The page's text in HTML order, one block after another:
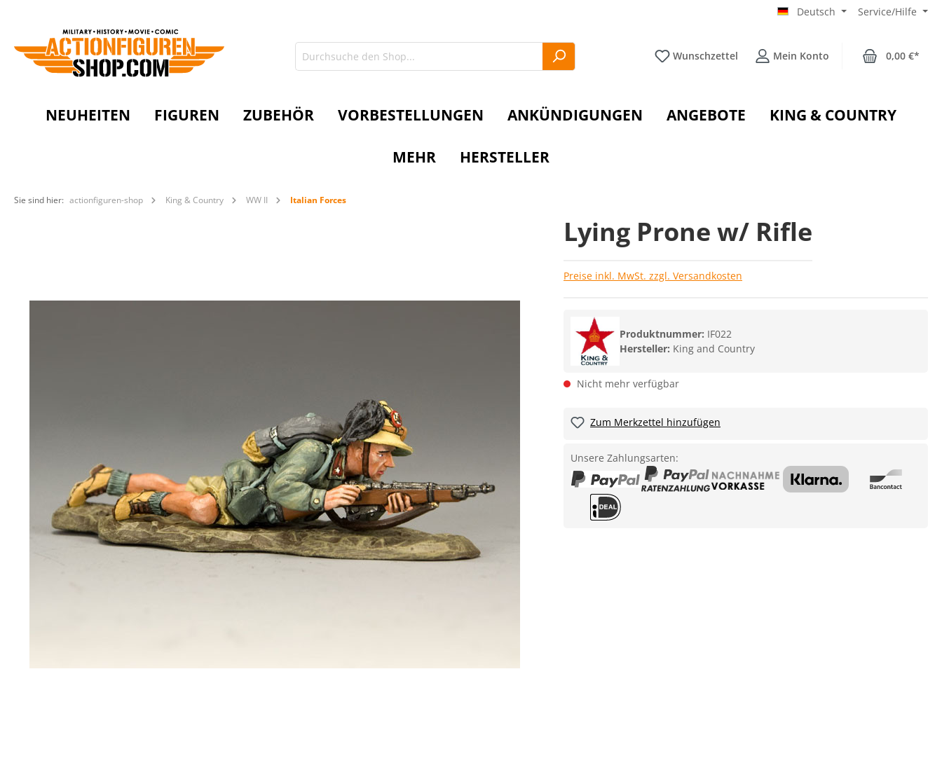
Deutsch Service/Hilfe
Wunschzettel Mein Konto 0,00 €*
NEUHEITEN FIGUREN ZUBEHÖR VORBESTELLUNGEN ANKÜNDIGUNGEN ANGEBOTE KING & COUNTRY
MEHR HERSTELLER
Sie sind hier: actionfiguren-shop King & Country WW II Italian Forces
Lying Prone w/ Rifle
Preise inkl. MwSt. zzgl. Versandkosten
Produktnummer: IF022
Hersteller: King and Country
Nicht mehr verfügbar
Zum Merkzettel hinzufügen
Unsere Zahlungsarten: